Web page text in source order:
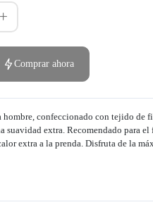
Comprar ahora
confeccionado con tejido de
suavidad extra. Recomendado para
extra a la prenda. Disfruta de la